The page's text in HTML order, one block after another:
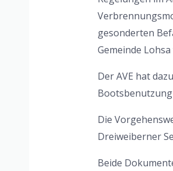
gesonderten
Gemeinde
Der AVE hat
Die
Dreiweiberner
Beide